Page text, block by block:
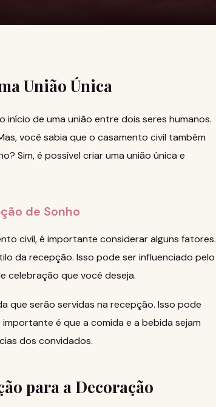
União Única
de uma união entre dois seres humanos.
você sabia que o casamento civil também
Sim, é possível criar uma união única e
de Sonho
civil, é importante considerar alguns fatores.
da recepção. Isso pode ser influenciado pelo
celebração que você deseja.
que serão servidas na recepção. Isso pode
é que a comida e a bebida sejam
dos convidados.
para a Decoração